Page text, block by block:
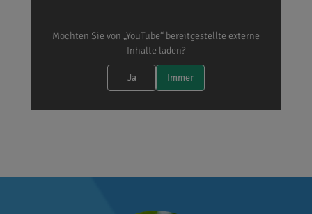
Möchten Sie von „YouTube“ bereitgestellte externe
Inhalte laden?
Ja Immer